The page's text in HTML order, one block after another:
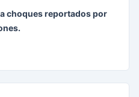
choques reportados por